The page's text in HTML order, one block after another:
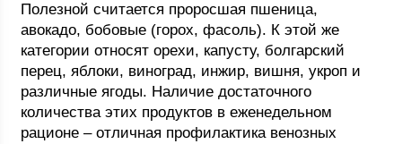
Полезной считается проросшая пшеница,
авокадо, бобовые (горох, фасоль). К этой же
категории относят орехи, капусту, болгарский
перец, яблоки, виноград, инжир, вишня, укроп и
различные ягоды. Наличие достаточного
количества этих продуктов в еженедельном
рационе – отличная профилактика венозных